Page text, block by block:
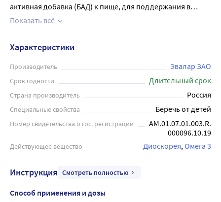
активная добавка (БАД) к пище, для поддержания в
норме уровня холестерина, нормализации липидного
артериальное давление в норме. В комплекте находятся
два вида капсул - 60 штук массой 0,25 г с атероклефитом
и 30 штук массой 0,7 г с омега-3. Атероклефит содержит
растительные экстракты, которые помогают снизить
способствуют укреплению сердечно-сосудистой
системы, нормализации работы мозга и зрения.
Взрослым принимать по 2 капсулы "Атероклефит"
одновременно с 1 капсулой "Омега-3" два раза в день во
время еды. Продолжительность приема не менее 1
Данный препарат может быть полезен для людей,
также для тех, кто ведет активный образ жизни и
Показать всё
Характеристики
Производитель Эвалар ЗАО
Срок годности Длительный срок
Страна производитель Россия
Специальные свойства Беречь от детей
Номер свидетельства о гос. регистрации
AM.01.07.01.003.R.
000096.10.19
Действующее вещество Диоскорея Омега 3
Инструкция Смотреть полностью
Способ применения и дозы